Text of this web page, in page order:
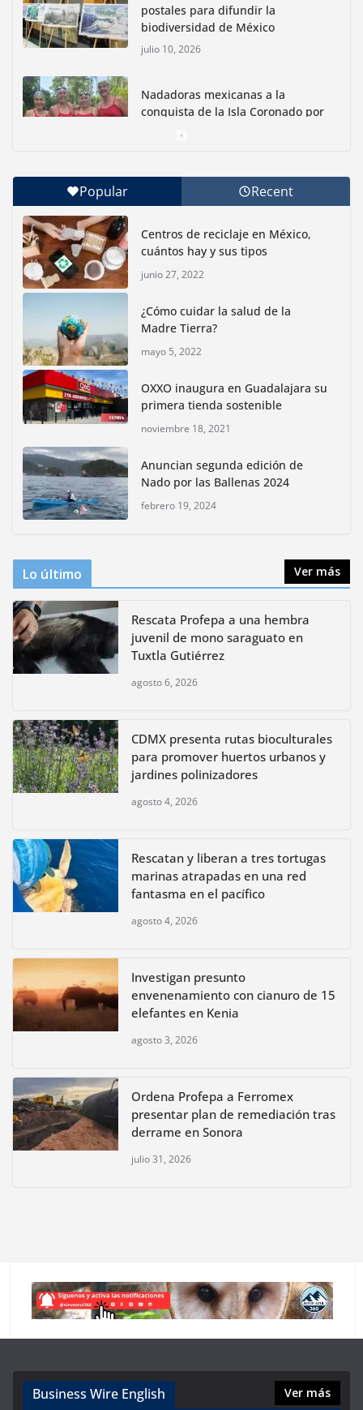
postales para difundir la
biodiversidad de México
julio 10, 2026
Nadadoras mexicanas a la
conquista de la Isla Coronado por
Con jornada informativa, Profepa y Humane World
for Animals buscan inhibir tráfico de aves
junio 15, 2026
Inauguran nuevo Embarcadero Cuemanco para
reactivar la zona lacustre de Xochimilco
junio 4, 2026
Rompe CDMX récords Reto Naturalista Urbano 2026 y
lidera la biodiversidad nacional
mayo 18, 2026
bioculturales para promover
huertos urbanos y jardines
polinizadores
Popular Recent
Centros de reciclaje en México,
cuántos hay y sus tipos
junio 27, 2022
¿Cómo cuidar la salud de la
Madre Tierra?
mayo 5, 2022
OXXO inaugura en Guadalajara su
primera tienda sostenible
noviembre 18, 2021
Anuncian segunda edición de
Nado por las Ballenas 2024
febrero 19, 2024
Lo último Ver más
Rescata Profepa a una hembra
juvenil de mono saraguato en
Tuxtla Gutiérrez
agosto 6, 2026
CDMX presenta rutas bioculturales
para promover huertos urbanos y
jardines polinizadores
agosto 4, 2026
Rescatan y liberan a tres tortugas
marinas atrapadas en una red
fantasma en el pacífico
agosto 4, 2026
Investigan presunto
envenenamiento con cianuro de 15
elefantes en Kenia
agosto 3, 2026
Ordena Profepa a Ferromex
presentar plan de remediación tras
derrame en Sonora
julio 31, 2026
Business Wire English Ver más